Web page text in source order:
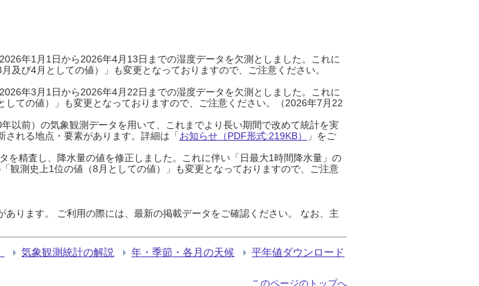
年1月1日から2026年4月13日までの湿度データを欠測としました。これに
び4月としての値）」も変更となっておりますので、ご注意ください。
年3月1日から2026年4月22日までの湿度データを欠測としました。これに
ての値）」も変更となっておりますので、ご注意ください。（2026年7月22
以前）の気象観測データを用いて、これまでより長い期間で改めて統計を実
れる地点・要素があります。詳細は「お知らせ（PDF形式:219KB）
」をご
精査し、降水量の値を修正しました。これに伴い「日最大1時間降水量」の
観測史上1位の値（8月としての値）」も変更となっておりますので、ご注意
ります。 ご利用の際には、最新の掲載データをご確認ください。 なお、主
気象観測統計の解説 年・季節・各月の天候 平年値ダウンロード
このページのトップへ